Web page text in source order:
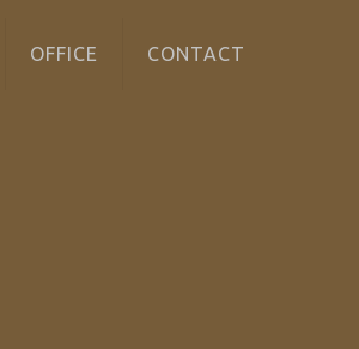
OFFICE CONTACT